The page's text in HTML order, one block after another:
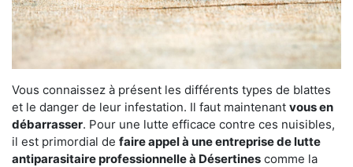
Vous connaissez à présent les différents types de blattes
et le danger de leur infestation. Il faut maintenant vous en
débarrasser. Pour une lutte efficace contre ces nuisibles,
il est primordial de faire appel à une entreprise de lutte
antiparasitaire professionnelle à Désertines comme la